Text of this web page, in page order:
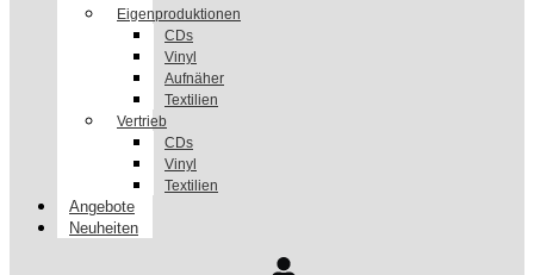
Eigenproduktionen
CDs
Vinyl
Aufnäher
Textilien
Vertrieb
CDs
Vinyl
Textilien
Angebote
Neuheiten